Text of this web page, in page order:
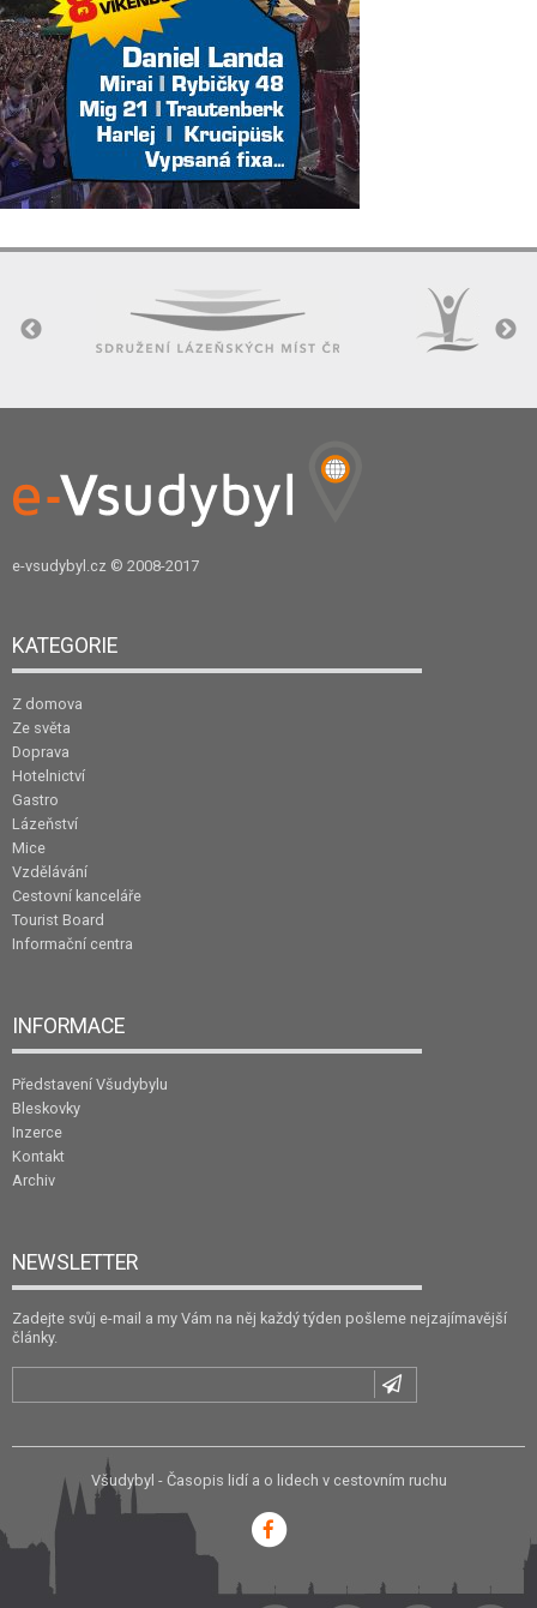
e-vsudybyl.cz © 2008-2017
KATEGORIE
Z domova
Ze světa
Doprava
Hotelnictví
Gastro
Lázeňství
Mice
Vzdělávání
Cestovní kanceláře
Tourist Board
Informační centra
INFORMACE
Představení Všudybylu
Bleskovky
Inzerce
Kontakt
Archiv
NEWSLETTER
Zadejte svůj e-mail a my Vám na něj každý týden pošleme nejzajímavější
články.
Všudybyl - Časopis lidí a o lidech v cestovním ruchu